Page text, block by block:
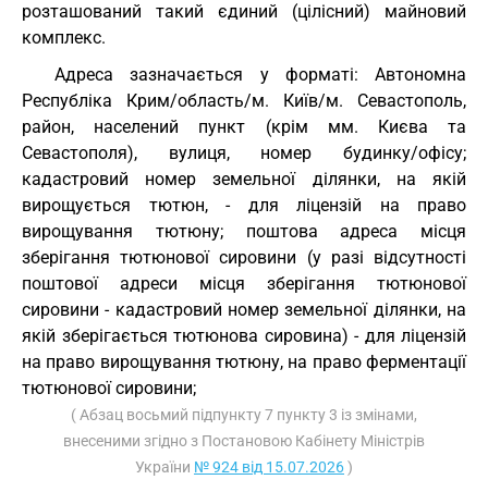
розташований такий єдиний (цілісний) майновий
комплекс.
Адреса зазначається у форматі: Автономна
Республіка Крим/область/м. Київ/м. Севастополь,
район, населений пункт (крім мм. Києва та
Севастополя), вулиця, номер будинку/офісу;
кадастровий номер земельної ділянки, на якій
вирощується тютюн, - для ліцензій на право
вирощування тютюну; поштова адреса місця
зберігання тютюнової сировини (у разі відсутності
поштової адреси місця зберігання тютюнової
сировини - кадастровий номер земельної ділянки, на
якій зберігається тютюнова сировина) - для ліцензій
на право вирощування тютюну, на право ферментації
тютюнової сировини;
( Абзац восьмий підпункту 7 пункту 3 із змінами,
внесеними згідно з Постановою Кабінету Міністрів
України № 924 від 15.07.2026)